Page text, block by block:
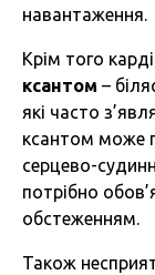
навантаження.
Крім того
ксантом –
які часто
ксантом може
серцево-
потрібно
обстеженням.
Також